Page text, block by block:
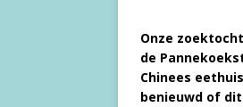
Onze
de
Chinees
benieuwd of